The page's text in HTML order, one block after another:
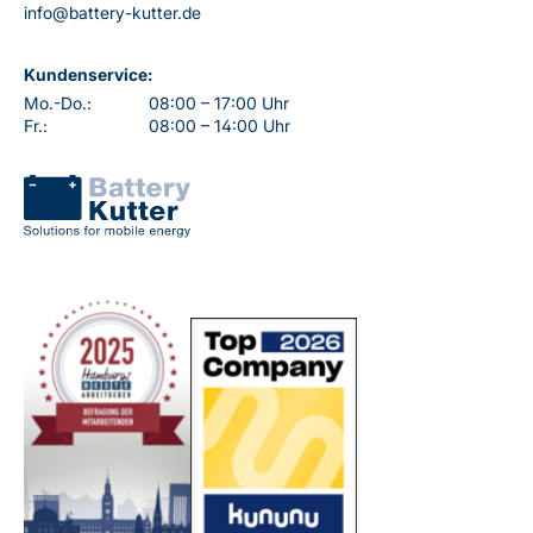
info@battery-kutter.de
Kundenservice:
Mo.-Do.:
08:00 – 17:00 Uhr
Fr.:
08:00 – 14:00 Uhr